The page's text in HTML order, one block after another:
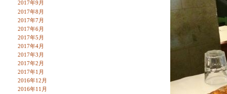
2017年9月
2017年8月
2017年7月
2017年6月
2017年5月
2017年4月
2017年3月
2017年2月
2017年1月
2016年12月
2016年11月